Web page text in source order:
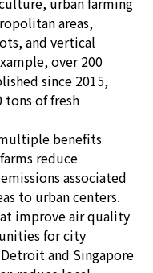
areas,
and vertical
over 200
since 2015,
of fresh
benefits
reduce
associated
to urban centers.
improve air quality
for city
and Singapore